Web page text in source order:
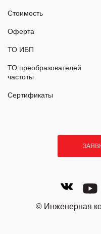
Стоимость
Оферта
ТО ИБП
ТО преобразователей
частоты
Сертификаты
© Инженерная